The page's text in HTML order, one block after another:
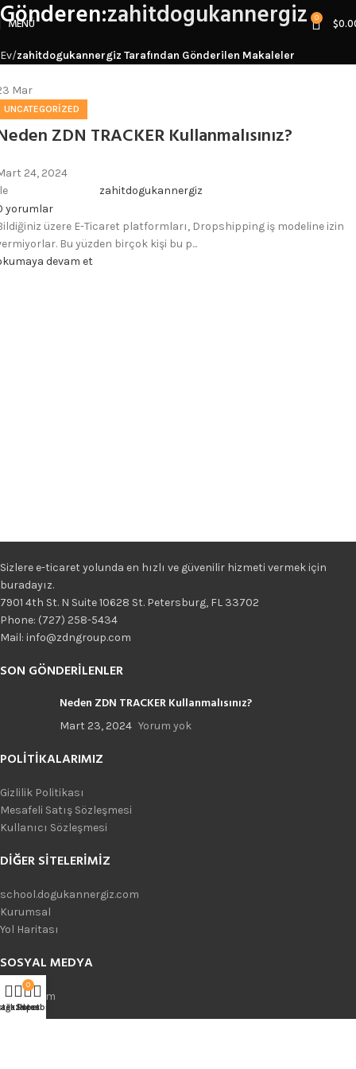
MENÜ 0 $
Gönderen:zahitdogukannergiz
Ev zahitdogukannergiz Tarafından Gönderilen Makaleler
Mar
UNCATEGORIZED
ZDN TRACKER Kullanmalısınız?
24, 2024
zahitdogukannergiz
yorumlar
üzere E-Ticaret platformları, Dropshipping iş modeline izin
Bu yüzden birçok kişi bu p...
devam et
Sizlere e-ticaret yolunda en hızlı ve güvenilir hizmeti vermek için
buradayız.
7901 4th St. N Suite 10628 St. Petersburg, FL 33702
Phone: (727) 258-5434
Mail: info@zdngroup.com
SON GÖNDERILENLER
Neden ZDN TRACKER Kullanmalısınız?
Mart 23, 2024 Yorum yok
POLITIKALARIMIZ
Gizlilik Politikası
Mesafeli Satış Sözleşmesi
Kullanıcı Sözleşmesi
DIĞER SITELERIMIZ
school.dogukannergiz.com
Kurumsal
Yol Haritası
SOSYAL MEDYA
Instagram
Telegram
listesi
0
Sepet
Hesabım